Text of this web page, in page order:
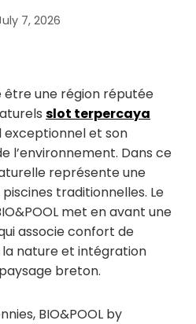
7, 2026
être une région réputée
slot terpercaya
et son
l’environnement. Dans ce
représente une
traditionnelles. Le
met en avant une
associe confort de
nature et intégration
breton.
BIO&POOL by